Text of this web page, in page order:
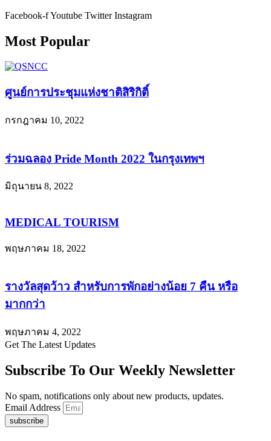
Facebook-fYoutube Twitter Instagram
Most Popular
ศูนย์การประชุมแห่งชาติสิริกิติ์
กรกฎาคม 10, 2022
ร่วมฉลอง Pride Month 2022 ในกรุงเทพฯ
มิถุนายน 8, 2022
MEDICAL TOURISM
พฤษภาคม 18, 2022
รางวัลสุดว้าว สำหรับการพักอย่างน้อย 7 คืน หรือ
มากกว่า
พฤษภาคม 4, 2022
Get The Latest Updates
Subscribe To Our Weekly Newsletter
No spam, notifications only about new products, updates.
Email Address
subscribe